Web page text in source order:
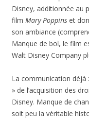
Disney, additionnée au
film Mary Poppins et
son ambiance
Manque de bol, le film
Walt Disney Company
La communication déjà
» de l’acquisition des
Disney. Manque de
soit peu la véritable